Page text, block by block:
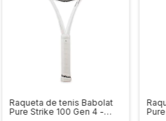
Raqueta de tenis Babolat
Pure Strike 100 Gen 4 -